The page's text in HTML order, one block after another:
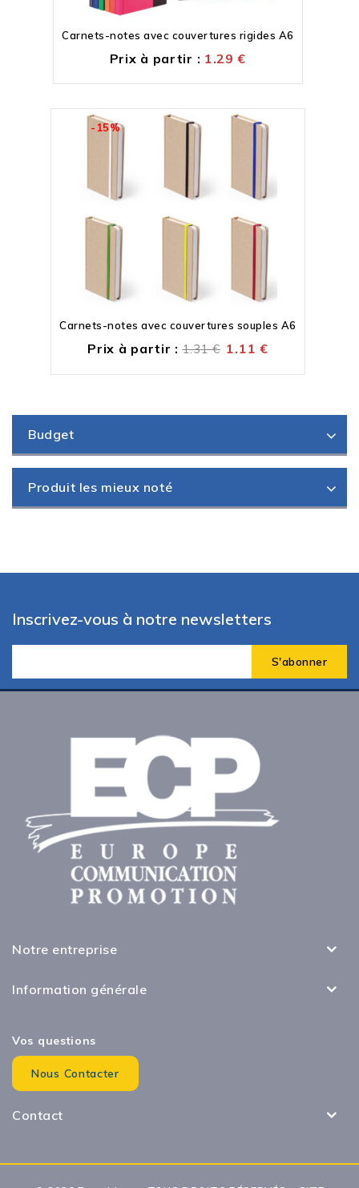
Carnets-notes avec couvertures rigides A6
Prix à partir : 1.29€
-15%
Carnets-notes avec couvertures souples A6
Prix à partir : 1.31€ 1.11 €
Budget
Produit les mieux noté
Inscrivez-vous à notre newsletters
Notre entreprise
Information générale
Vos questions
Nous Contacter
Contact